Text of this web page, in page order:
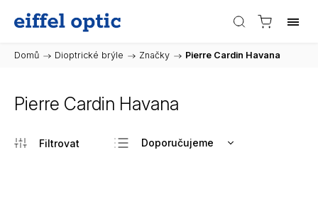
Domů / Dioptrické brýle / Značky / Pierre Cardin Havana
Pierre Cardin Havana
Doporučujeme